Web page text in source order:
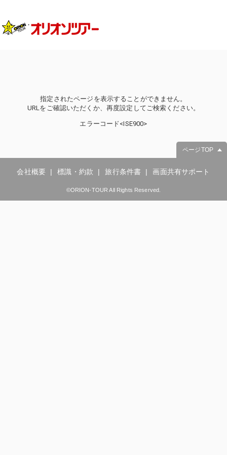
指定されたページを表示することができません。
URLをご確認いただくか、再度設定してご検索ください。
エラーコード<ISE900>
ページTOP
会社概要 標識・約款 旅行条件書 画面共有サポート
©ORION-TOUR All Rights Reserved.